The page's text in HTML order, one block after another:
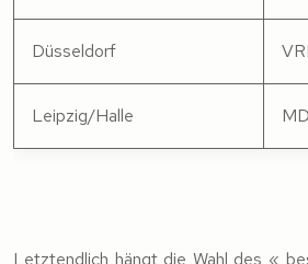
Düsseldorf
Leipzig/Halle
Letztendlich hängt die Wahl des «